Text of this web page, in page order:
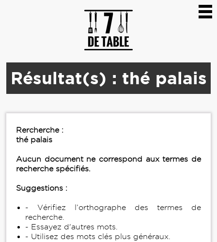
Résultat(s) : thé palais
Rercherche :
thé palais
Aucun document ne correspond aux termes de
recherche spécifiés.
Suggestions :
- Vérifiez l’orthographe des termes de
recherche.
- Essayez d'autres mots.
- Utilisez des mots clés plus généraux.